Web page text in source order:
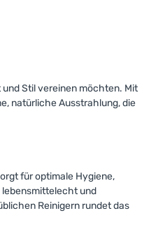
Stil vereinen möchten. Mit
natürliche Ausstrahlung, die
für optimale Hygiene,
und
Reinigern rundet das